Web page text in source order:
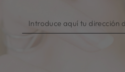
Introduce
aquí